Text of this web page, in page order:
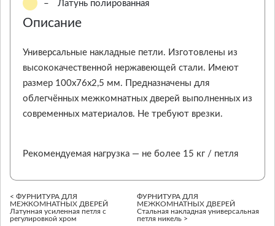
– Латунь полированная
Описание
Универсальные накладные петли. Изготовлены из
высококачественной нержавеющей стали. Имеют
размер 100х76х2,5 мм. Предназначены для
облегчённых межкомнатных дверей выполненных из
современных материалов. Не требуют врезки.
Рекомендуемая нагрузка — не более 15 кг / петля
< ФУРНИТУРА ДЛЯ
МЕЖКОМНАТНЫХ ДВЕРЕЙ
Латунная усиленная петля с
регулировкой хром
ФУРНИТУРА ДЛЯ
МЕЖКОМНАТНЫХ ДВЕРЕЙ
Стальная накладная универсальная
петля никель >